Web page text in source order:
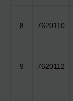
8 7620110
9 7620112